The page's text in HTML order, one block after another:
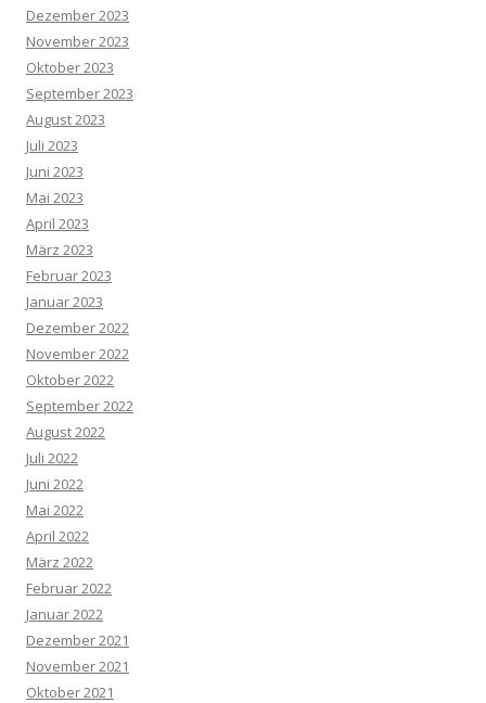
Dezember 2023
November 2023
Oktober 2023
September 2023
August 2023
Juli 2023
Juni 2023
Mai 2023
April 2023
März 2023
Februar 2023
Januar 2023
Dezember 2022
November 2022
Oktober 2022
September 2022
August 2022
Juli 2022
Juni 2022
Mai 2022
April 2022
März 2022
Februar 2022
Januar 2022
Dezember 2021
November 2021
Oktober 2021